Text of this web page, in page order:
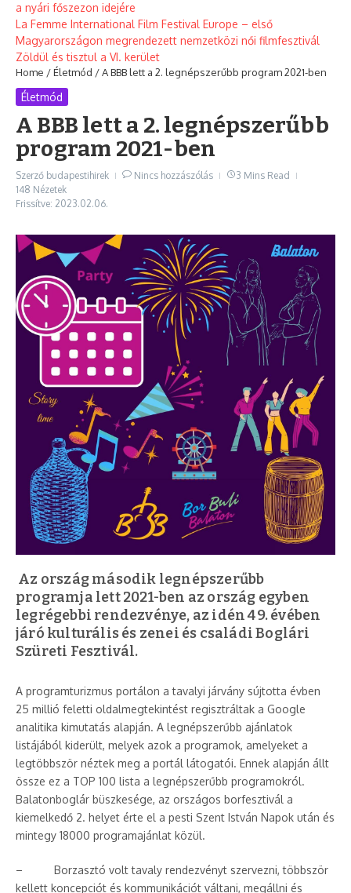
a nyári főszezon idejére
La Femme International Film Festival Europe – első
Magyarországon megrendezett nemzetközi női filmfesztivál
Zöldül és tisztul a VI. kerület
Home /Életmód /A BBB lett a 2. legnépszerűbb program 2021-ben
Életmód
A BBB lett a 2. legnépszerűbb
program 2021-ben
Szerző budapestihirek Nincs hozzászólás
3 Mins Read
148 Nézetek
Frissítve: 2023.02.06.
Az ország második legnépszerűbb
programja lett 2021-ben az ország egyben
legrégebbi rendezvénye, az idén 49. évében
járó kulturális és zenei és családi Boglári
Szüreti Fesztivál.
A programturizmus portálon a tavalyi járvány sújtotta évben
25 millió feletti oldalmegtekintést regisztráltak a Google
analitika kimutatás alapján. A legnépszerűbb ajánlatok
listájából kiderült, melyek azok a programok, amelyeket a
legtöbbször néztek meg a portál látogatói. Ennek alapján állt
össze ez a TOP 100 lista a legnépszerűbb programokról.
Balatonboglár büszkesége, az országos borfesztivál a
kiemelkedő 2. helyet érte el a pesti Szent István Napok után és
mintegy 18000 programajánlat közül.
– Borzasztó volt tavaly rendezvényt szervezni, többször
kellett koncepciót és kommunikációt váltani, megállni és